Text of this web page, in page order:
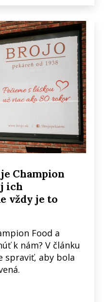
Champion
ich
vždy je to
Food a
k nám? V článku
spraviť, aby bola